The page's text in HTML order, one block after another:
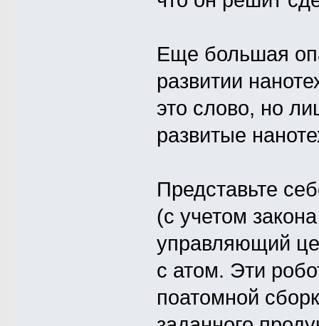
Еще большая
развитии
это слово, но
развитые
Представьте
(с учетом
управляющий
с атом. Эти
поатомной